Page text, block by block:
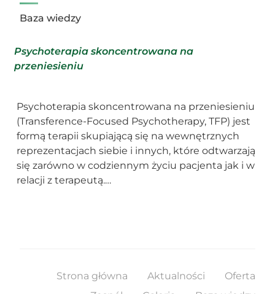
Baza wiedzy
Psychoterapia skoncentrowana na
przeniesieniu
Psychoterapia skoncentrowana na przeniesieniu
(Transference-Focused Psychotherapy, TFP) jest
formą terapii skupiającą się na wewnętrznych
reprezentacjach siebie i innych, które odtwarzają
się zarówno w codziennym życiu pacjenta jak i w
relacji z terapeutą.…
Strona główna Aktualności
Oferta